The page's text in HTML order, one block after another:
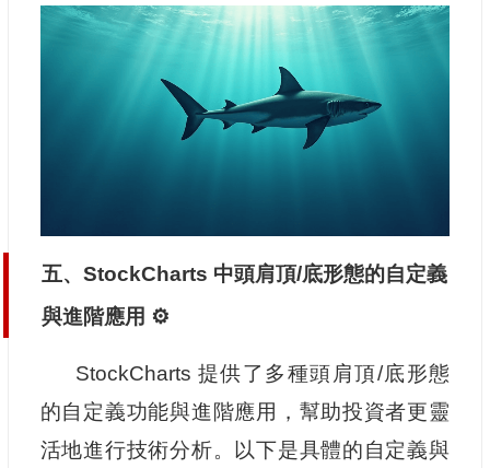
五、StockCharts 中頭肩頂/底形態的自定義
與進階應用 ⚙️
StockCharts 提供了多種頭肩頂/底形態
的自定義功能與進階應用，幫助投資者更靈
活地進行技術分析。以下是具體的自定義與